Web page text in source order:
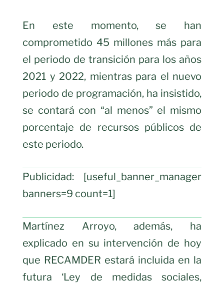
En este momento, se han
comprometido 45 millones más para
el periodo de transición para los años
2021 y 2022, mientras para el nuevo
periodo de programación, ha insistido,
se contará con “al menos” el mismo
porcentaje de recursos públicos de
este periodo.
Publicidad: [useful_banner_manager
banners=9 count=1]
Martínez Arroyo, además, ha
explicado en su intervención de hoy
que RECAMDER estará incluida en la
futura ‘Ley de medidas sociales,